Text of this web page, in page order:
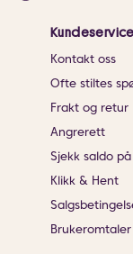
Kundeservice
Kontakt oss
Ofte stiltes
Frakt og retur
Angrerett
Sjekk saldo
Klikk & Hent
Brukeromtaler